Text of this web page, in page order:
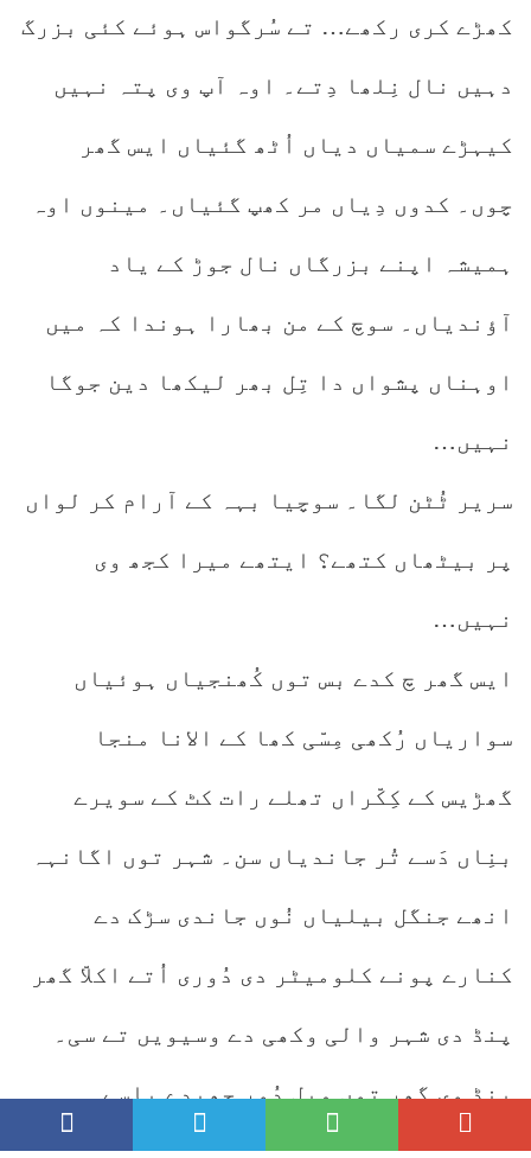
کھڑے کری رکھے… تے سُرگواس ہوئے کئی بزرگ
دہیں نال نِلھا دِتے۔ اوہ آپ وی پتہ نہیں
کیہڑے سمیاں دیاں اُٹھ گئیاں ایس گھر
چوں۔ کدوں دِیاں مر کھپ گئیاں۔ مینوں اوہ
ہمیشہ اپنے بزرگاں نال جوڑ کے یاد
آؤندیاں۔ سوچ کے من بھارا ہوندا کہ میں
اوہناں پشواں دا تِل بھر لیکھا دین جوگا
نہیں…
سریر ٹُٹن لگا۔ سوچیا بہہ کے آرام کر لواں
پر بیٹھاں کتھے؟ ایتھے میرا کجھ وی
نہیں…
ایس گھر چ کدے بس توں کُھنجیاں ہوئیاں
سواریاں رُکھی مِسّی کھا کے الانا منجا
گھڑیس کے کِکّراں تھلے رات کٹ کے سویرے
بنِاں دَسے تُر جاندیاں سن۔ شہر توں اگانہہ
انھے جنگل بیلیاں نُوں جاندی سڑک دے
کنارے پونے کلومیٹر دی دُوری اُتے اکلاّ گھر
پنڈ دی شہر والی وکھی دے وسیویں تے سی۔
پنڈ وی گھر توں میل دُور چِھپدے پاسے
پرانہہ وسدا سی۔ اسیں پنڈ اندر جا کے